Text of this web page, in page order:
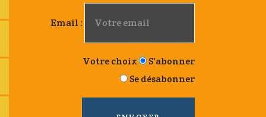
Email :
Votre choix
S'abonner
Se désabonner